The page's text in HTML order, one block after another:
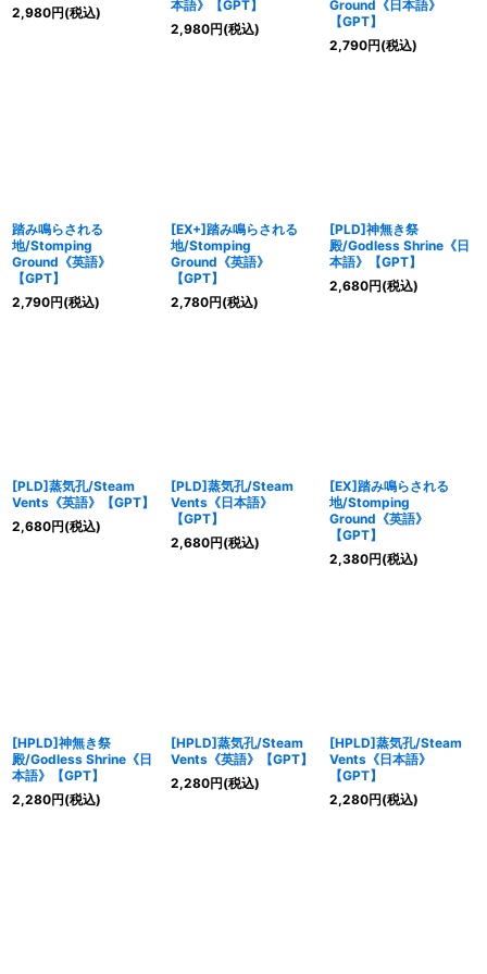
2,980円(税込)
本語》【GPT】
2,980円(税込)
Ground《日本語》
【GPT】
2,790円(税込)
踏み鳴らされる
地/Stomping
Ground《英語》
【GPT】
2,790円(税込)
[EX+]踏み鳴らされる
地/Stomping
Ground《英語》
【GPT】
2,780円(税込)
[PLD]神無き祭
殿/Godless Shrine《日
本語》【GPT】
2,680円(税込)
[PLD]蒸気孔/Steam
Vents《英語》【GPT】
2,680円(税込)
[PLD]蒸気孔/Steam
Vents《日本語》
【GPT】
2,680円(税込)
[EX]踏み鳴らされる
地/Stomping
Ground《英語》
【GPT】
2,380円(税込)
[HPLD]神無き祭
殿/Godless Shrine《日
本語》【GPT】
2,280円(税込)
[HPLD]蒸気孔/Steam
Vents《英語》【GPT】
2,280円(税込)
[HPLD]蒸気孔/Steam
Vents《日本語》
【GPT】
2,280円(税込)